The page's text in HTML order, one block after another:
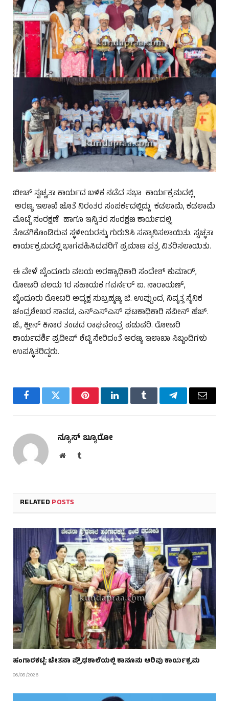
ಬೀಚ್‌ ಸ್ವಚ್ಚತಾ ಕಾರ್ಯದ ಬಳಿಕ ನಡೆದ ಸಭಾ ಕಾರ್ಯಕ್ರಮದಲ್ಲಿ
ಅರಣ್ಯ ಇಲಾಖೆ ಜೊತೆ ನಿರಂತರ ಸಂಪರ್ಕದಲ್ಲಿದ್ದು ಕಡಲಾಮೆ, ಕಡಲಾಮೆ
ಮೊಟ್ಟೆ ಸಂರಕ್ಷಣೆ ಹಾಗೂ ಇನ್ನಿತರ ಸಂರಕ್ಷಣ ಕಾರ್ಯದಲ್ಲಿ
ತೊಡಗಿಕೊಂಡಿರುವ ಸ್ಥಳೀಯರನ್ನು ಗುರುತಿಸಿ ಸನ್ಮಾನಿಸಲಾಯಿತು. ಸ್ವಚ್ಛತಾ
ಕಾರ್ಯಕ್ರಮದಲ್ಲಿ ಭಾಗವಹಿಸಿದವರಿಗೆ ಪ್ರಮಾಣ ಪತ್ರ ವಿತರಿಸಲಾಯಿತು.
ಈ ವೇಳೆ ಬೈಂದೂರು ವಲಯ ಅರಣ್ಯಾಧಿಕಾರಿ ಸಂದೇಶ್‌ ಕುಮಾರ್‌,
ರೋಟರಿ ವಲಯ 1ರ ಸಹಾಯಕ ಗವರ್ನರ್‌ ಐ. ನಾರಾಯಣ್‌,
ಬೈಂದೂರು ರೋಟರಿ ಅಧ್ಯಕ್ಷ ಸುಬ್ರಹ್ಮಣ್ಯ ಜಿ. ಉಪ್ಪುಂದ, ನಿವೃತ್ತ ಸೈನಿಕ
ಚಂದ್ರಶೇಖರ ನಾವಡ, ಎನ್ಎಸ್ಎಸ್‌ ಘಟಕಾಧಿಕಾರಿ ನವೀನ್‌ ಹೆಚ್.‌
ಜಿ., ಕ್ಲೀನ್‌ ಕಿನಾರ ತಂಡದ ರಾಘವೇಂದ್ರ ಪಡುವರಿ. ರೋಟರಿ
ಕಾರ್ಯದರ್ಶಿ ಪ್ರದೀಪ್‌ ಶೆಟ್ಟಿ ಸೇರಿದಂತೆ ಅರಣ್ಯ ಇಲಾಖಾ ಸಿಬ್ಬಂದಿಗಳು
ಉಪಸ್ಥಿತರಿದ್ದರು.
FacebookTwitter PinterestLinkedInTumblr TelegramEmail
ನ್ಯೂಸ್ ಬ್ಯೂರೋ
WebsiteTumblr
RELATEDPOSTS
ಹಂಗಾರಕಟ್ಟೆ: ಚೇತನಾ ಪ್ರೌಢಶಾಲೆಯಲ್ಲಿ ಕಾನೂನು ಅರಿವು ಕಾರ್ಯಕ್ರಮ
06/08/2026